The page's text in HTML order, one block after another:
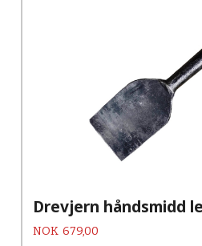
Drevjern håndsmidd
Pris
NOK 679,00